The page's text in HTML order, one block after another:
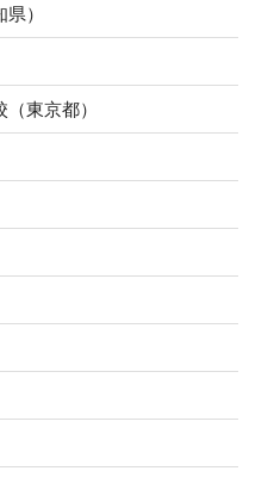
）
東京都）